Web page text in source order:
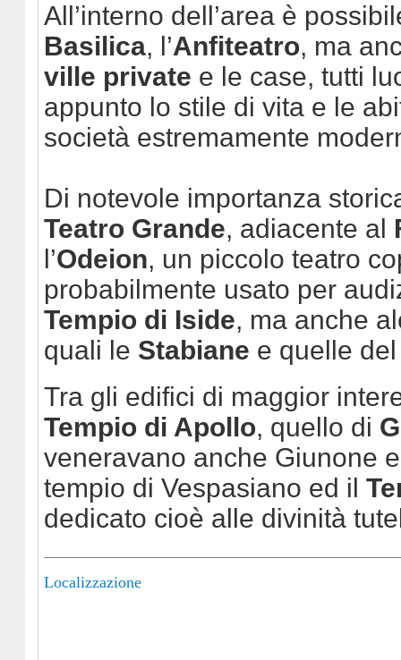
All’interno dell’area è
Basilica, l’Anfiteatro, ma
ville private e le case, tutti
appunto lo stile di vita e le
società estremamente
Di notevole importanza
Teatro Grande, adiacente al
l’Odeion, un piccolo teatro
probabilmente usato per
Tempio di Iside, ma anche
quali le Stabiane e quelle
Tra gli edifici di maggior
Tempio di Apollo, quello di
veneravano anche Giunone
tempio di Vespasiano ed il
dedicato cioè alle divinità
Localizzazione